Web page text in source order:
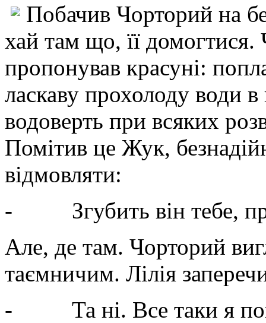
Побачив Чорторий на
хай там що, її домогтися.
пропонував красуні:
ласкаву прохолоду води в
водоверть при всяких
Помітив це Жук,
відмовляти:
- Згубить він тебе,
Але, де там. Чорторий
таємничим. Лілія
- Та ні. Все таки я